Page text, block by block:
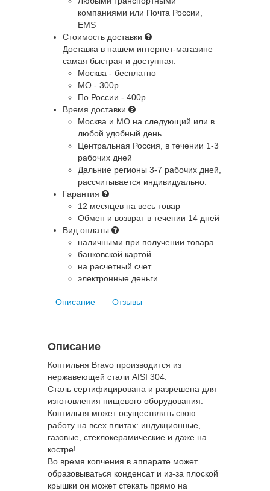
компаниями или Почта России,
EMS
Стоимость доставки
Доставка в нашем интернет-магазине
самая быстрая и доступная.
Москва - бесплатно
МО - 300р.
По России - 400р.
Время доставки
Москва и МО на следующий или в
любой удобный день
Центральная Россия , в течении 1-3
рабочих дней
Дальние регионы 3-7 рабочих дней,
рассчитывается индивидуально.
Гарантия
12 месяцев на весь товар
Обмен и возврат в течении 14 дней
Вид оплаты
наличными при получении товара
банковской картой
на расчетный счет
электронные деньги
Описание Отзывы
Описание
Коптильня Bravo производится из
нержавеющей стали AISI 304.
Сталь сертифицирована и разрешена для
изготовления пищевого оборудования.
Коптильня может осуществлять свою
работу на всех плитах: индукционные,
газовые, стеклокерамические и даже на
костре!
Во время копчения в аппарате может
образовываться конденсат и из-за плоской
крышки он может стекать прямо на